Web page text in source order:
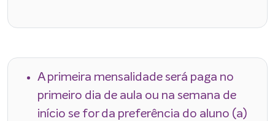
A primeira mensalidade será paga no
primeiro dia de aula ou na semana de
início se for da preferência do aluno (a)